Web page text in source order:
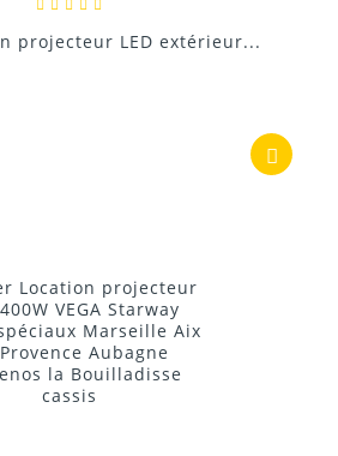
projecteur LED extérieur...